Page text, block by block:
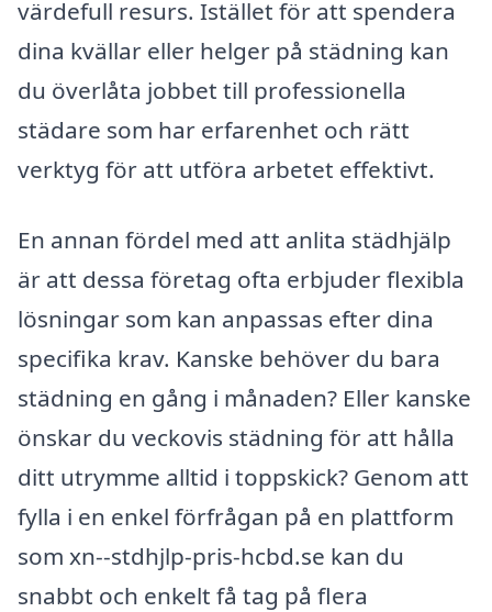
värdefull resurs. Istället för att spendera
dina kvällar eller helger på städning kan
du överlåta jobbet till professionella
städare som har erfarenhet och rätt
verktyg för att utföra arbetet effektivt.
En annan fördel med att anlita städhjälp
är att dessa företag ofta erbjuder flexibla
lösningar som kan anpassas efter dina
specifika krav. Kanske behöver du bara
städning en gång i månaden? Eller kanske
önskar du veckovis städning för att hålla
ditt utrymme alltid i toppskick? Genom att
fylla i en enkel förfrågan på en plattform
som xn--stdhjlp-pris-hcbd.se kan du
snabbt och enkelt få tag på flera